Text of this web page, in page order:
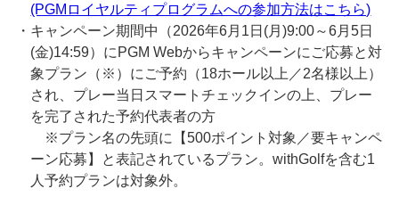
(PGMロイヤルティプログラムへの参加方法はこちら)
・キャンペーン期間中（2026年6月1日(月)9:00～6月5日
(金)14:59）にPGM Webからキャンペーンにご応募と対
象プラン（※）にご予約（18ホール以上／2名様以上）
され、プレー当日スマートチェックインの上、プレー
を完了された予約代表者の方
※プラン名の先頭に【500ポイント対象／要キャンペ
ーン応募】と表記されているプラン。withGolfを含む1
人予約プランは対象外。